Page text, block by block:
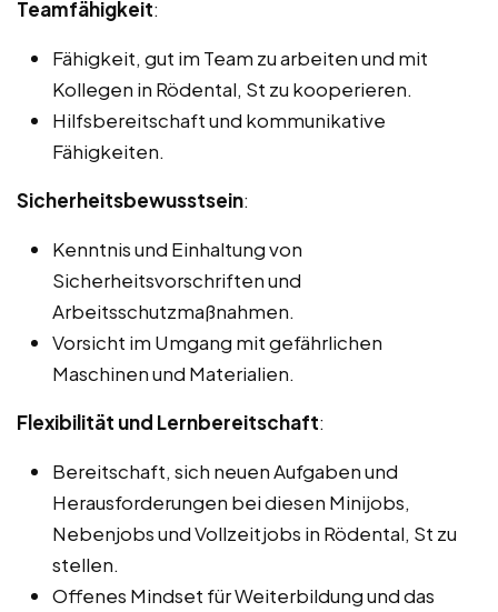
Teamfähigkeit:
Fähigkeit, gut im Team zu arbeiten und mit
Kollegen in Rödental, St zu kooperieren.
Hilfsbereitschaft und kommunikative
Fähigkeiten.
Sicherheitsbewusstsein:
Kenntnis und Einhaltung von
Sicherheitsvorschriften und
Arbeitsschutzmaßnahmen.
Vorsicht im Umgang mit gefährlichen
Maschinen und Materialien.
Flexibilität und Lernbereitschaft:
Bereitschaft, sich neuen Aufgaben und
Herausforderungen bei diesen Minijobs,
Nebenjobs und Vollzeitjobs in Rödental, St zu
stellen.
Offenes Mindset für Weiterbildung und das